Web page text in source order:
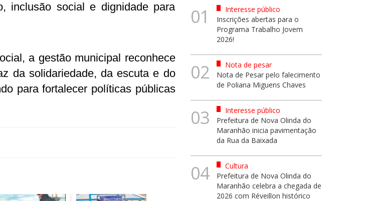
inclusão social e dignidade para
a gestão municipal reconhece
da solidariedade, da escuta e do
para fortalecer políticas públicas
01
Interesse público
Inscrições abertas para o
Programa Trabalho Jovem
2026!
02
Nota de pesar
Nota de Pesar pelo falecimento
de Poliana Miguens Chaves
03
Interesse público
Prefeitura de Nova Olinda do
Maranhão inicia pavimentação
da Rua da Baixada
04
Cultura
Prefeitura de Nova Olinda do
Maranhão celebra a chegada de
2026 com Réveillon histórico